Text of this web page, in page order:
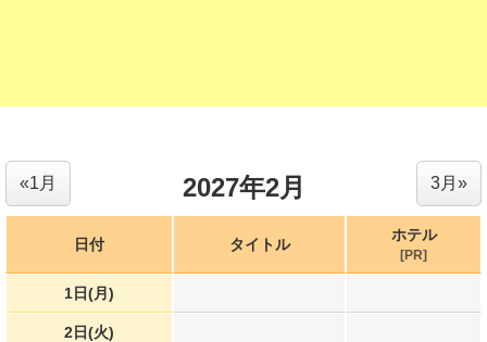
2027年2月 3月»
«1月
日付 タイトル
ホテル
[PR]
1日(月)
2日(火)